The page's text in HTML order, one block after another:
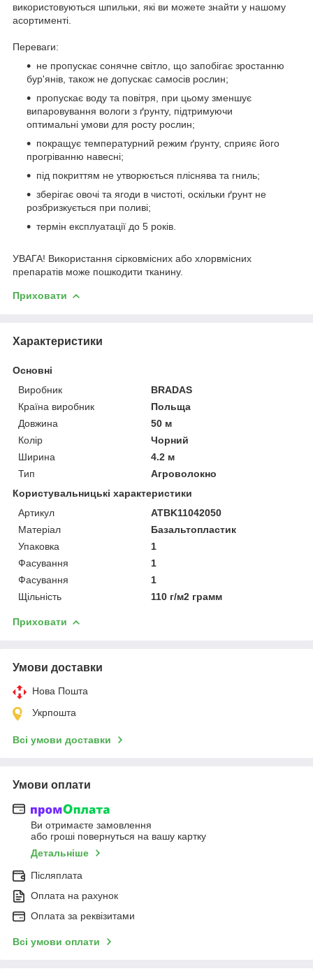
використовуються шпильки, які ви можете знайти у нашому
асортименті.
Переваги:
не пропускає сонячне світло, що запобігає зростанню
бур'янів, також не допускає самосів рослин;
пропускає воду та повітря, при цьому зменшує
випаровування вологи з ґрунту, підтримуючи
оптимальні умови для росту рослин;
покращує температурний режим ґрунту, сприяє його
прогріванню навесні;
під покриттям не утворюється пліснява та гниль;
зберігає овочі та ягоди в чистоті, оскільки ґрунт не
розбризкується при поливі;
термін експлуатації до 5 років.
УВАГА! Використання сірковмісних або хлорвмісних
препаратів може пошкодити тканину.
Приховати
Характеристики
Основні
Виробник
BRADAS
Країна виробник
Польща
Довжина
50 м
Колір
Чорний
Ширина
4.2 м
Тип
Агроволокно
Користувальницькі характеристики
Артикул
ATBK11042050
Матеріал
Базальтопластик
Упаковка
1
Фасування
1
Фасування
1
Щільність
110 г/м2 грамм
Приховати
Умови доставки
Нова Пошта
Укрпошта
Всі умови доставки
Умови оплати
Ви отримаєте замовлення
або гроші повернуться на вашу картку
Детальніше
Післяплата
Оплата на рахунок
Оплата за реквізитами
Всі умови оплати